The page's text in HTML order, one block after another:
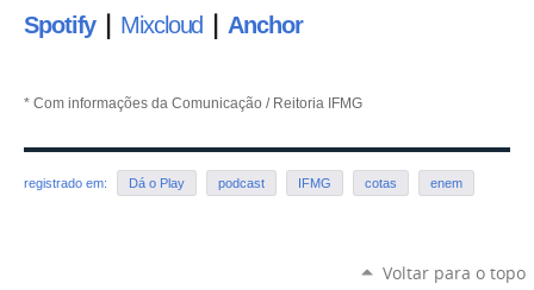
Spotify| Mixcloud |Anchor
* Com informações da Comunicação / Reitoria IFMG
registrado em: Dá o Play podcast IFMG cotas enem
Voltar para o topo